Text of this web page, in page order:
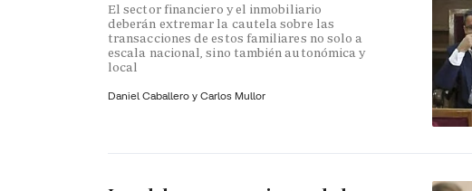
El sector financiero y el inmobiliario
deberán extremar la cautela sobre las
transacciones de estos familiares no solo a
escala nacional, sino también autonómica y
local
Daniel Caballero y Carlos Mullor